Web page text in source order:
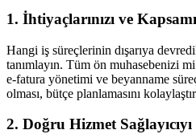
1. İhtiyaçlarınızı ve
Hangi iş süreçlerinin dışarıya
tanımlayın. Tüm ön muhasebenizi
e-fatura yönetimi ve beyanname
olması, bütçe planlamasını
2. Doğru Hizmet Sağlayıcıyı